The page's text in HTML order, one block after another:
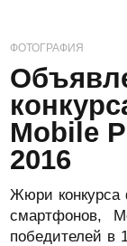
ФОТОГРАФИЯ
Mobile
2016
Жюри конкурса
смартфонов,
победителей в